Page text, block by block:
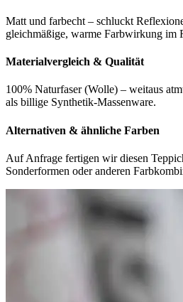
Matt und farbecht – schluckt
gleichmäßige, warme Farbwirkung im
Materialvergleich & Qualität
100% Naturfaser (Wolle) – weitaus
als billige Synthetik-Massenware.
Alternativen & ähnliche Farben
Auf Anfrage fertigen wir diesen
Sonderformen oder anderen